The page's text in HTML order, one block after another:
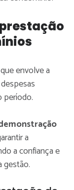
envolve a
período.
a
a confiança e
gestão.